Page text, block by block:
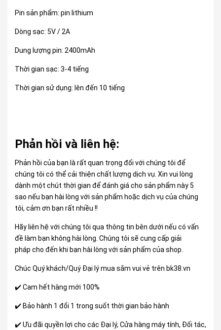
Pin sản phẩm: pin lithium
Dòng sạc: 5V / 2A
Dung lượng pin: 2400mAh
Thời gian sạc: 3-4 tiếng
Thời gian sử dụng: lên đến 10 tiếng
Phản hồi và liên hệ:
Phản hồi của bạn là rất quan trọng đối với chúng tôi để
chúng tôi có thể cải thiện chất lượng dịch vụ. Xin vui lòng
dành một chút thời gian để đánh giá cho sản phẩm này 5
sao nếu bạn hài lòng với sản phẩm hoặc dịch vụ của chúng
tôi, cảm ơn bạn rất nhiều !!
Hãy liên hệ với chúng tôi qua thông tin bên dưới nếu có vấn
đề làm bạn không hài lòng. Chúng tôi sẽ cung cấp giải
pháp cho đến khi bạn hài lòng với sản phẩm của shop.
Chúc Quý khách/Quý Đại lý mua sắm vui vẻ trên bk38.vn
✔️ Cam hết hàng mới 100%
✔️ Bảo hành 1 đổi 1 trong suốt thời gian bảo hành
✔️ Ưu đãi quyền lợi cho các Đại lý, Cửa hàng máy tính, Đối tác,